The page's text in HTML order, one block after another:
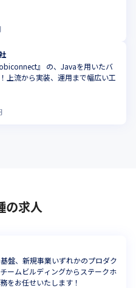
』 の、Javaを用いたバ
上流から実装、運用まで幅広い工
の求人
基盤、新規事業いずれかのプロダク
ームビルディングからステークホ
をお任せいたします！